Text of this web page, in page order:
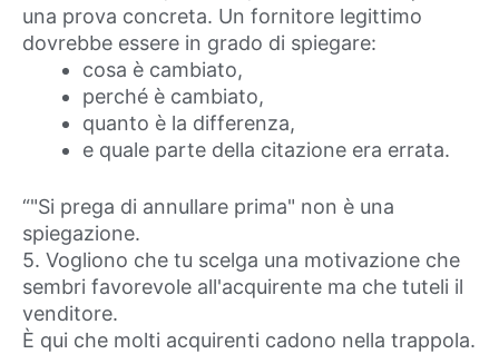
una prova concreta. Un fornitore legittimo
dovrebbe essere in grado di spiegare:
cosa è cambiato,
perché è cambiato,
quanto è la differenza,
e quale parte della citazione era errata.
“"Si prega di annullare prima" non è una
spiegazione.
5. Vogliono che tu scelga una motivazione che
sembri favorevole all'acquirente ma che tuteli il
venditore.
È qui che molti acquirenti cadono nella trappola.